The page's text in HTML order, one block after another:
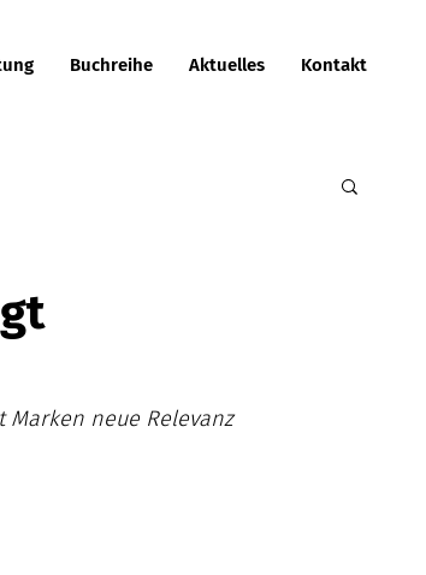
Buchreihe Aktuelles Kontakt
Marken neue Relevanz